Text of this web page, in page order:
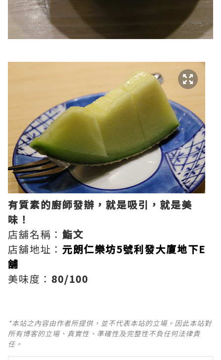
有質素的廚師發辦，就是吸引，就是美
味！
店舖名稱： 鮨文
店舖地址： 元朗仁樂坊5號利發大廈地下E
舖
美味度： 80/100
*本站之內容由作者所提供，並不代表本站的立場。因此本站對
所有博客的立場、真實性、準確性及完整性不負任何法律責
任。